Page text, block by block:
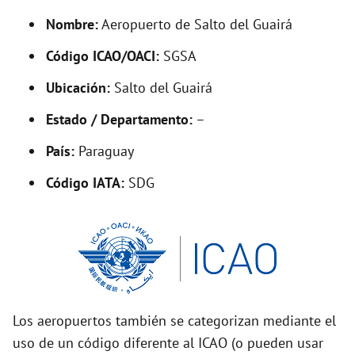
V
i
o
Nombre:Aeropuerto de Salto del Guairá
Código ICAO/OACI: SGSA
Ubicación: Salto del Guairá
Estado / Departamento: –
País: Paraguay
Código IATA: SDG
Los aeropuertos también se categorizan mediante el
uso de un código diferente al ICAO (o pueden usar